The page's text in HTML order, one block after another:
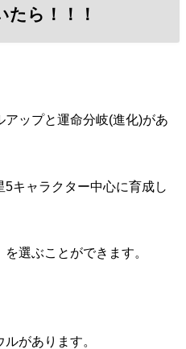
ら！！！
ップと運命分岐(進化)があ
キャラクター中心に育成し
選ぶことができます。
があります。